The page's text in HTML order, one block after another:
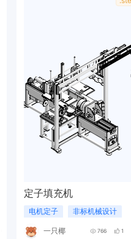
定子填充机
电机定子 非标机械设计
一只椰 766 1